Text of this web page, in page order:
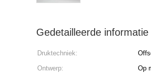
Gedetailleerde informatie
Druktechniek:
Ontwerp:
Op